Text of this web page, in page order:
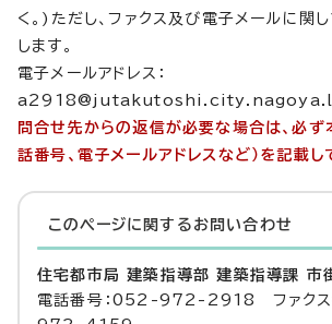
く。)ただし、ファクス及び電子メールに関
します。
電子メールアドレス：
問合せ先からの返信が必要な場合は、必ず
話番号、電子メールアドレスなど）を記載し
このページに関する お問い合わせ
住宅都市局 建築指導部 建築指導課 市
電話番号：052-972-2918 ファクス